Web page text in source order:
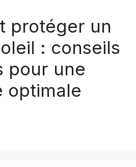
protéger un
: conseils
pour une
optimale